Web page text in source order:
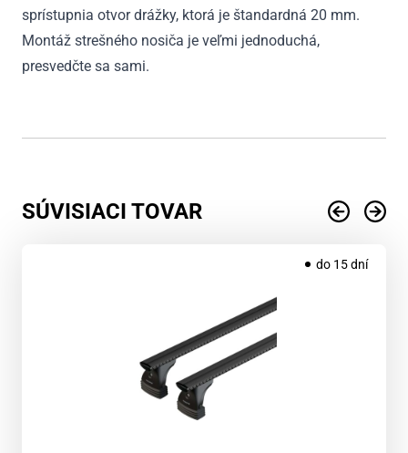
sprístupnia otvor drážky, ktorá je štandardná 20 mm.
Montáž strešného nosiča je veľmi jednoduchá,
presvedčte sa sami.
SÚVISIACI TOVAR
do 15 dní